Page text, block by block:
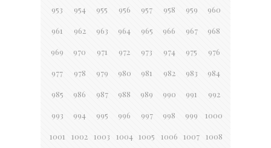
953 954 955 956 957 958 959 960
961 962 963 964 965 966 967 968
969 970 971 972 973 974 975 976
977 978 979 980 981 982 983 984
985 986 987 988 989 990 991 992
993 994 995 996 997 998 999 1000
1001 1002 1003 1004 1005 1006 1007 1008